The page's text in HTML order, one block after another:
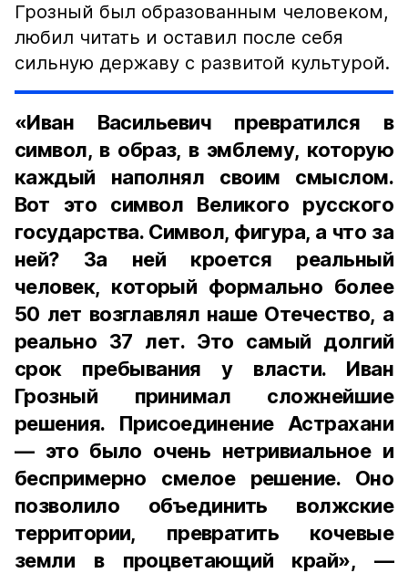
Грозный был образованным человеком,
любил читать и оставил после себя
сильную державу с развитой культурой.
«Иван Васильевич превратился в
символ, в образ, в эмблему, которую
каждый наполнял своим смыслом.
Вот это символ Великого русского
государства. Символ, фигура, а что за
ней? За ней кроется реальный
человек, который формально более
50 лет возглавлял наше Отечество, а
реально 37 лет. Это самый долгий
срок пребывания у власти. Иван
Грозный принимал сложнейшие
решения. Присоединение Астрахани
— это было очень нетривиальное и
беспримерно смелое решение. Оно
позволило объединить волжские
территории, превратить кочевые
земли в процветающий край», —